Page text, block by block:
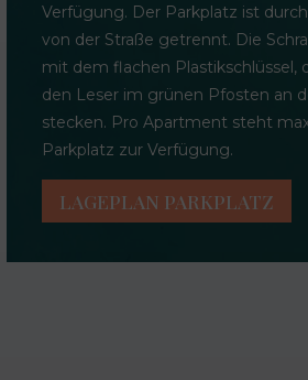
Verfügung. Der Parkplatz ist
von der Straße getrennt. Die
mit dem flachen Plastikschlüssel,
den Leser im grünen Pfosten an
stecken. Pro Apartment steht
Parkplatz zur Verfügung.
LAGEPLAN PARKPLATZ